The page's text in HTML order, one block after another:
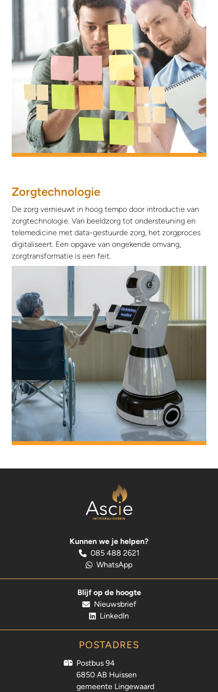
Zorgtechnologie
De zorg vernieuwt in hoog tempo door introductie van
zorgtechnologie. Van beeldzorg tot ondersteuning en
telemedicine met data-gestuurde zorg, het zorgproces
digitaliseert. Een opgave van ongekende omvang,
zorgtransformatie is een feit.
Blijf op de hoogte
Nieuwsbrief
LinkedIn
Kunnen we je helpen?
085 488 2621
WhatsApp
POSTADRES
Postbus 94
6850 AB Huissen
gemeente Lingewaard